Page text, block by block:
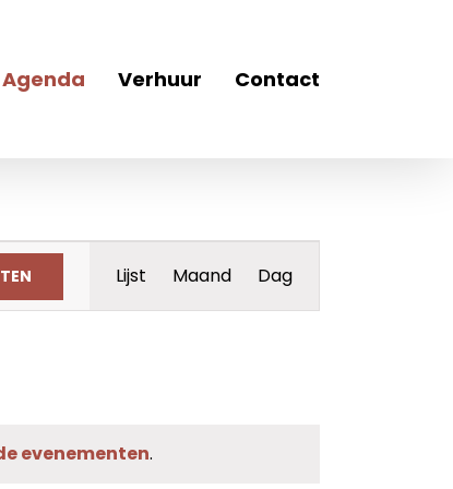
Agenda Verhuur Contact
evenementen.
weergaven
navigatie
Lijst Maand Dag